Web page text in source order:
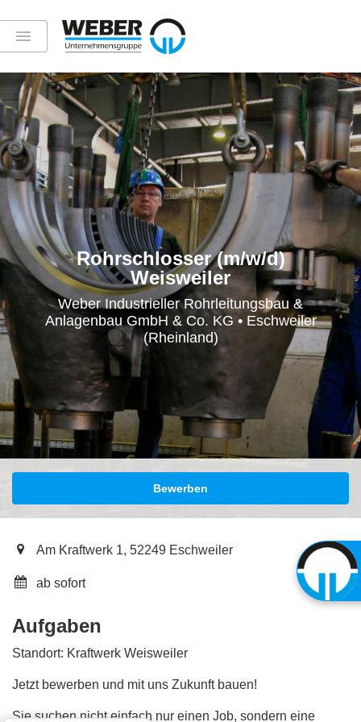
Rohrschlosser (m/w/d)
Weisweiler
Weber Industrieller Rohrleitungsbau &
Anlagenbau GmbH & Co. KG • Eschweiler
(Rheinland)
Bewerben
Am Kraftwerk 1, 52249 Eschweiler
ab sofort
Aufgaben
Standort: Kraftwerk Weisweiler
Jetzt bewerben und mit uns Zukunft bauen!
Sie suchen nicht einfach nur einen Job, sondern eine